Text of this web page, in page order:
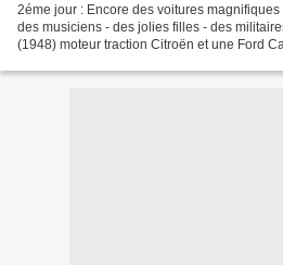
2éme jour : Encore des voitures
des musiciens - des jolies filles - des
(1948) moteur traction Citroën et une Ford